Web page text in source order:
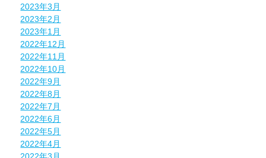
2023年3月
2023年2月
2023年1月
2022年12月
2022年11月
2022年10月
2022年9月
2022年8月
2022年7月
2022年6月
2022年5月
2022年4月